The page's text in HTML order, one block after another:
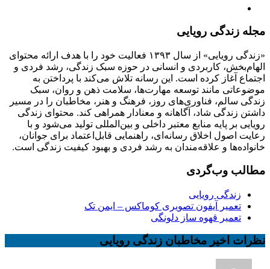
مجله زندگی رویایی
«زندگی رویایی» از سال ۱۳۹۳ فعالیت خود را با هدف ارائه محتوای
الهام‌بخش، کاربردی و انسانی در حوزه سبک زندگی، رشد فردی و
اجتماع آغاز کرده است. این رسانه تلاش می‌کند با پرداختن به
موضوعاتی مانند توسعه مهارت‌ها، سلامت ذهن و روان، سبک
زندگی سالم، فناوری‌های روز، فرهنگ و هنر، مخاطبان را در مسیر
داشتن زندگی شاد، آگاهانه و معنادار همراهی کند. محتوای زندگی
رویایی بر پایه منابع معتبر داخلی و بین‌المللی تولید می‌شود و با
رعایت اصول اخلاق رسانه‌ای، راهنمایی قابل‌اعتماد برای جوانان،
خانواده‌ها و علاقه‌مندان به رشد فردی و بهبود کیفیت زندگی است.
مطالب وب‌گردی
زندگی رویایی
تعمیر آیفون تصویری کوماکس – ایمن تک
تعمیر قهوه ساز دلونگی
نظرات اخیر مخاطبان زندگی رویایی